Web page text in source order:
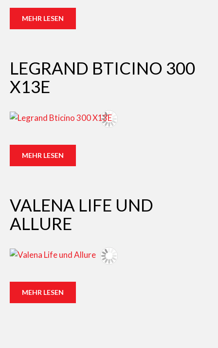
MEHR LESEN
LEGRAND BTICINO 300
X13E
MEHR LESEN
VALENA LIFE UND
ALLURE
MEHR LESEN